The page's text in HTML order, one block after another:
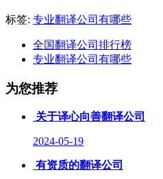
标签: 专业翻译公司有哪些
全国翻译公司排行榜
专业翻译公司有哪些
为您推荐
关于译心向善翻译公司
2024-05-19
有资质的翻译公司